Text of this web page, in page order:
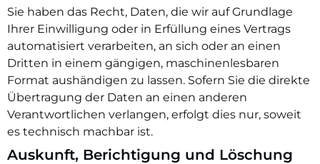
Sie haben das Recht, Daten, die wir auf Grundlage
Ihrer Einwilligung oder in Erfüllung eines Vertrags
automatisiert verarbeiten, an sich oder an einen
Dritten in einem gängigen, maschinenlesbaren
Format aushändigen zu lassen. Sofern Sie die direkte
Übertragung der Daten an einen anderen
Verantwortlichen verlangen, erfolgt dies nur, soweit
es technisch machbar ist.
Auskunft, Berichtigung und Löschung